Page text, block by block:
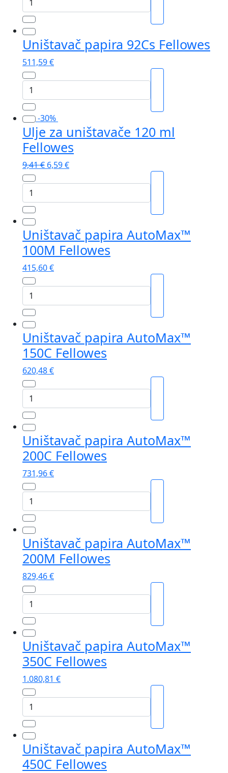
papira
53C
Fellowes
količina
Uništavač papira 92Cs Fellowes
511,59€
Uništavač
papira
92Cs
Fellowes
količina
-30%
Ulje za uništavače 120 ml
Fellowes
9,41€ Izvorna
je:
6,59€Trenutna
6,59 €.
Ulje
za
uništavače
120
ml
Fellowes
količina
Uništavač papira AutoMax™
100M Fellowes
415,60€
Uništavač
papira
AutoMax™
100M
Fellowes
količina
Uništavač papira AutoMax™
150C Fellowes
620,48€
Uništavač
papira
AutoMax™
150C
Fellowes
količina
Uništavač papira AutoMax™
200C Fellowes
731,96€
Uništavač
papira
AutoMax™
200C
Fellowes
količina
Uništavač papira AutoMax™
200M Fellowes
829,46€
Uništavač
papira
AutoMax™
200M
Fellowes
količina
Uništavač papira AutoMax™
350C Fellowes
1.080,81 €
Uništavač
papira
AutoMax™
350C
Fellowes
količina
Uništavač papira AutoMax™
450C Fellowes